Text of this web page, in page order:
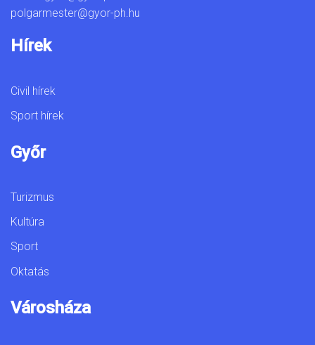
polgarmester@gyor-ph.hu
Hírek
Civil hírek
Sport hírek
Győr
Turizmus
Kultúra
Sport
Oktatás
Városháza